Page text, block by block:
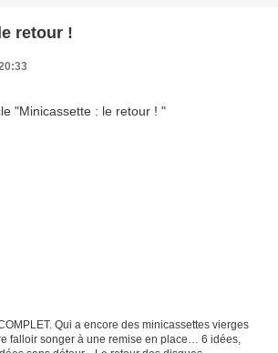
retour !
Qui a encore des minicassettes vierges
falloir songer à une remise en place… 6 idées,